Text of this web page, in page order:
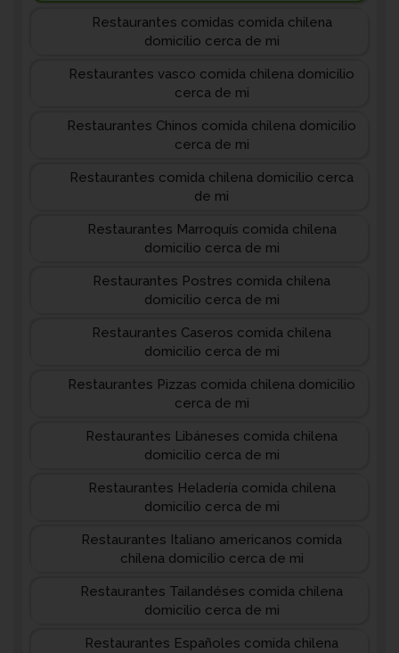
Restaurantes comidas comida chilena
domicilio cerca de mi
Restaurantes vasco comida chilena domicilio
cerca de mi
Restaurantes Chinos comida chilena domicilio
cerca de mi
Restaurantes comida chilena domicilio cerca
de mi
Restaurantes Marroquís comida chilena
domicilio cerca de mi
Restaurantes Postres comida chilena
domicilio cerca de mi
Restaurantes Caseros comida chilena
domicilio cerca de mi
Restaurantes Pizzas comida chilena domicilio
cerca de mi
Restaurantes Libáneses comida chilena
domicilio cerca de mi
Restaurantes Heladería comida chilena
domicilio cerca de mi
Restaurantes Italiano americanos comida
chilena domicilio cerca de mi
Restaurantes Tailandéses comida chilena
domicilio cerca de mi
Restaurantes Españoles comida chilena